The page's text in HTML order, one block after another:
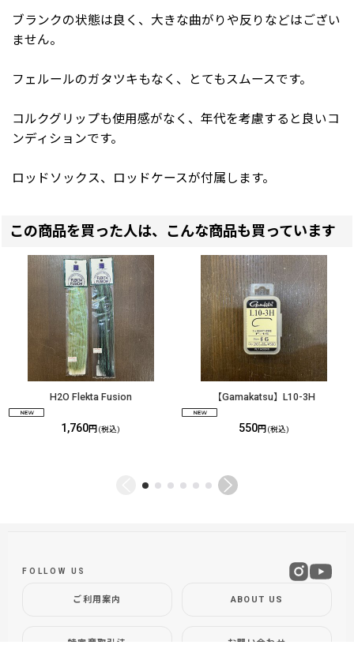
ブランクの状態は良く、大きな曲がりや反りなどはござい
ません。
フェルールのガタツキもなく、とてもスムースです。
コルクグリップも使用感がなく、年代を考慮すると良いコ
ンディションです。
ロッドソックス、ロッドケースが付属します。
この商品を買った人は、こんな商品も買っています
H2O Flekta Fusion
1,760円 (税込)
【Gamakatsu】L10-3H
550円 (税込)
ご利用案内 ABOUT US
FOLLOW US